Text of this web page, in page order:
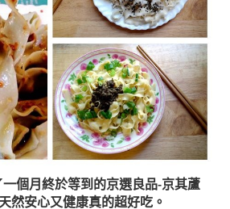
一個月終於等到的京選良品-京其蘆
然安心又健康真的超好吃。